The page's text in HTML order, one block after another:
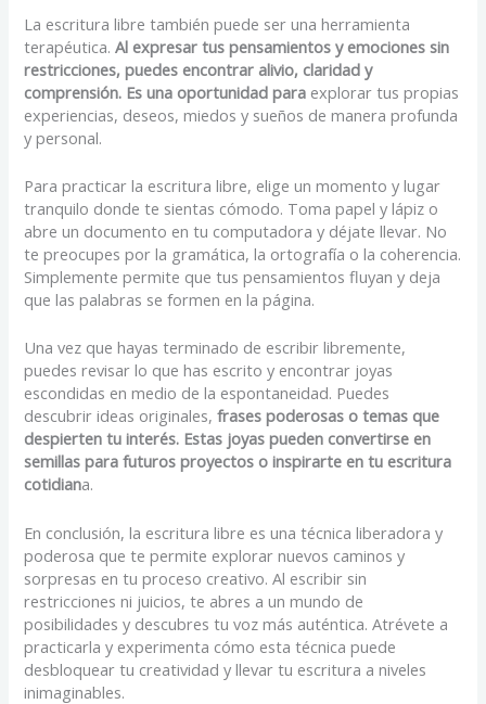
La escritura libre también puede ser una herramienta
terapéutica. Al expresar tus pensamientos y emociones sin
restricciones, puedes encontrar alivio, claridad y
comprensión. Es una oportunidad para explorar tus propias
experiencias, deseos, miedos y sueños de manera profunda
y personal.
Para practicar la escritura libre, elige un momento y lugar
tranquilo donde te sientas cómodo. Toma papel y lápiz o
abre un documento en tu computadora y déjate llevar. No
te preocupes por la gramática, la ortografía o la coherencia.
Simplemente permite que tus pensamientos fluyan y deja
que las palabras se formen en la página.
Una vez que hayas terminado de escribir libremente,
puedes revisar lo que has escrito y encontrar joyas
escondidas en medio de la espontaneidad. Puedes
descubrir ideas originales,frases poderosas o temas que
despierten tu interés. Estas joyas pueden convertirse en
semillas para futuros proyectos o inspirarte en tu escritura
cotidiana.
En conclusión, la escritura libre es una técnica liberadora y
poderosa que te permite explorar nuevos caminos y
sorpresas en tu proceso creativo. Al escribir sin
restricciones ni juicios, te abres a un mundo de
posibilidades y descubres tu voz más auténtica. Atrévete a
practicarla y experimenta cómo esta técnica puede
desbloquear tu creatividad y llevar tu escritura a niveles
inimaginables.